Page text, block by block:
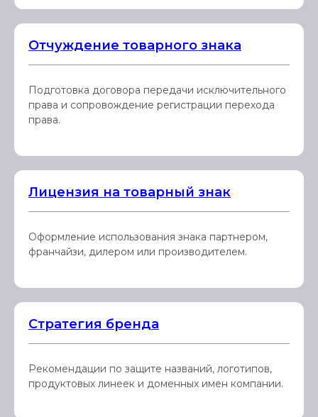
Отчуждение товарного знака
Подготовка договора передачи исключительного
права и сопровождение регистрации перехода
права.
Лицензия на товарный знак
Оформление использования знака партнером,
франчайзи, дилером или производителем.
Стратегия бренда
Рекомендации по защите названий, логотипов,
продуктовых линеек и доменных имен компании.